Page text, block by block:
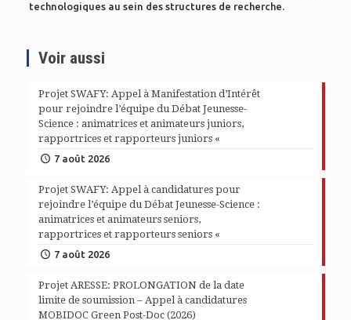
technologiques au sein des structures de recherche.
Voir aussi
Projet SWAFY: Appel à Manifestation d’Intérêt
pour rejoindre l’équipe du Débat Jeunesse-
Science : animatrices et animateurs juniors,
rapportrices et rapporteurs juniors «
7 août 2026
Projet SWAFY: Appel à candidatures pour
rejoindre l’équipe du Débat Jeunesse-Science :
animatrices et animateurs seniors,
rapportrices et rapporteurs seniors «
7 août 2026
Projet ARESSE: PROLONGATION de la date
limite de soumission – Appel à candidatures
MOBIDOC Green Post-Doc (2026)